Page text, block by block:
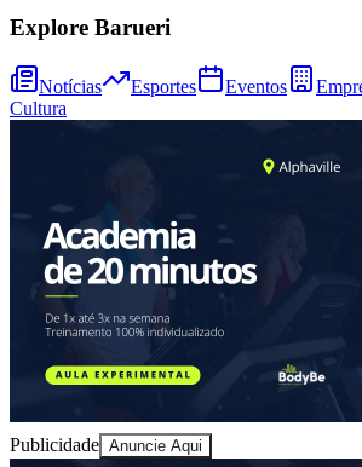
Explore Barueri
Notícias Esportes Eventos
Cultura
Publicidade Anuncie Aqui